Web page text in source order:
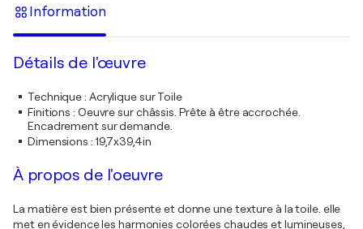
Information
Détails de l'œuvre
Technique: Acrylique sur Toile
Finitions : Oeuvre sur châssis. Prête à être accrochée.
Encadrement sur demande.
Dimensions : 19,7x39,4in
À propos de l'oeuvre
La matière est bien présente et donne une texture à la toile. elle
met en évidence les harmonies colorées chaudes et lumineuses,